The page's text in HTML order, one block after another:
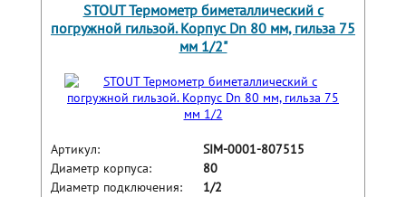
STOUT Термометр биметаллический с
погружной гильзой. Корпус Dn 80 мм, гильза 75
мм 1/2"
Артикул:
SIM-0001-807515
Диаметр корпуса:
80
Диаметр подключения:
1/2